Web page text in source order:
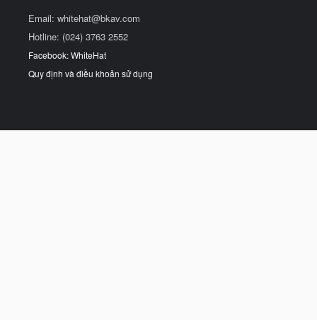
Email: whitehat@bkav.com
Hotline: (024) 3763 2552
Facebook: WhiteHat
Quy định và điều khoản sử dụng